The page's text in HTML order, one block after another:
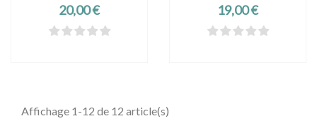
Prix
20,00 € Prix
19,00 €
Affichage 1-12 de 12 article(s)